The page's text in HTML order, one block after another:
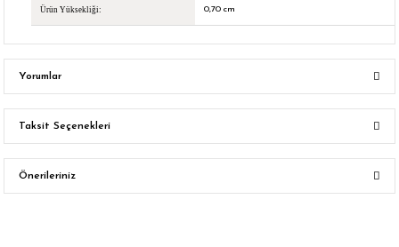
Ürün Yüksekliği: 0,70 cm
Yorumlar
Bu ürüne ilk yorumu siz yapın!
Yorum Yaz
Taksit Seçenekleri
Önerileriniz